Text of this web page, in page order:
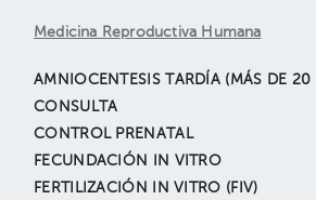
Medicina Reproductiva Humana
AMNIOCENTESIS TARDÍA (MÁS DE 20
CONSULTA
CONTROL PRENATAL
FECUNDACIÓN IN VITRO
FERTILIZACIÓN IN VITRO (FIV)